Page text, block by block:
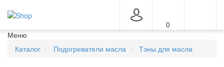
0
Меню
Каталог
Подогреватели масла Тэны для масла